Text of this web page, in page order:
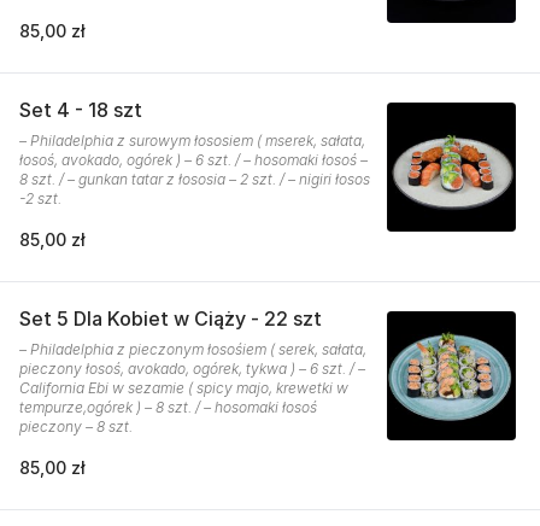
85,00 zł
Set 4 - 18 szt
– Philadelphia z surowym łososiem ( mserek, sałata,
łosoś, avokado, ogórek ) – 6 szt. / – hosomaki łosoś –
8 szt. / – gunkan tatar z łososia – 2 szt. / – nigiri łosos
-2 szt.
85,00 zł
Set 5 Dla Kobiet w Ciąży - 22 szt
– Philadelphia z pieczonym łosośiem ( serek, sałata,
pieczony łosoś, avokado, ogórek, tykwa ) – 6 szt. / –
California Ebi w sezamie ( spicy majo, krewetki w
tempurze,ogórek ) – 8 szt. / – hosomaki łosoś
pieczony – 8 szt.
85,00 zł